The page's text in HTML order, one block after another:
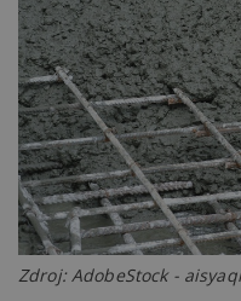
Zdroj: AdobeStock -